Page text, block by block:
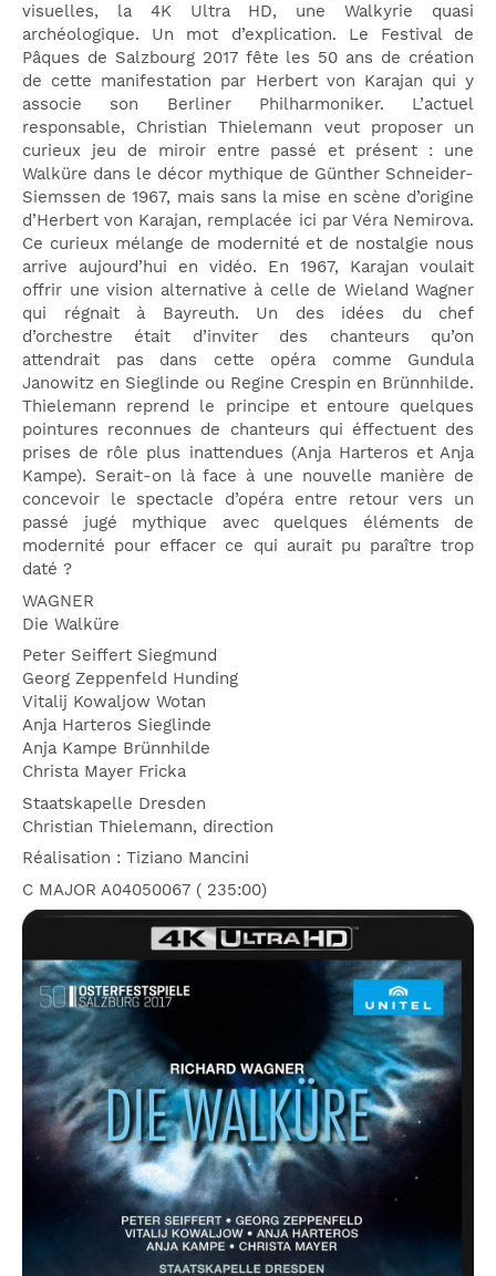
visuelles, la 4K Ultra HD, une Walkyrie quasi
archéologique. Un mot d’explication. Le Festival de
Pâques de Salzbourg 2017 fête les 50 ans de création
de cette manifestation par Herbert von Karajan qui y
associe son Berliner Philharmoniker. L’actuel
responsable, Christian Thielemann veut proposer un
curieux jeu de miroir entre passé et présent : une
Walküre dans le décor mythique de Günther Schneider-
Siemssen de 1967, mais sans la mise en scène d’origine
d’Herbert von Karajan, remplacée ici par Véra Nemirova.
Ce curieux mélange de modernité et de nostalgie nous
arrive aujourd’hui en vidéo. En 1967, Karajan voulait
offrir une vision alternative à celle de Wieland Wagner
qui régnait à Bayreuth. Un des idées du chef
d’orchestre était d’inviter des chanteurs qu’on
attendrait pas dans cette opéra comme Gundula
Janowitz en Sieglinde ou Regine Crespin en Brünnhilde.
Thielemann reprend le principe et entoure quelques
pointures reconnues de chanteurs qui éffectuent des
prises de rôle plus inattendues (Anja Harteros et Anja
Kampe). Serait-on là face à une nouvelle manière de
concevoir le spectacle d’opéra entre retour vers un
passé jugé mythique avec quelques éléments de
modernité pour effacer ce qui aurait pu paraître trop
daté ?
WAGNER
Die Walküre
Peter Seiffert Siegmund
Georg Zeppenfeld Hunding
Vitalij Kowaljow Wotan
Anja Harteros Sieglinde
Anja Kampe Brünnhilde
Christa Mayer Fricka
Staatskapelle Dresden
Christian Thielemann, direction
Réalisation : Tiziano Mancini
C MAJOR A04050067 ( 235:00)